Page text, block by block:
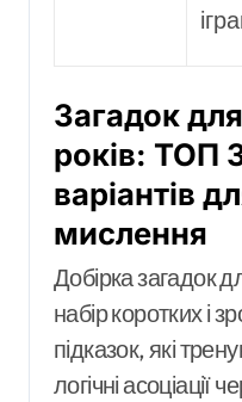
Загадок
років: ТОП
варіантів
мислення
Добірка загадок
набір коротких і
підказок, які
логічні асоціації